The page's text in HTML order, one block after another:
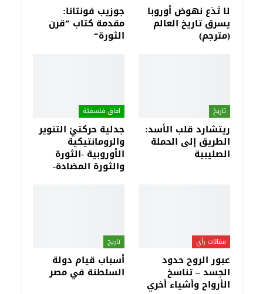
لا تَدَع نهوض أوروبا
يسرق تاريخ العالم
(مترجم)
جوزيب فونتانا:
مقدمة كتاب ”قرن
الثورة“
تاريخ
ريتشارد قلب الأسد:
الطريق إلى الحملة
الصليبية
آفاق فلسفيّة‎
جدلية حركتيْ التنوير
والرومانتيكية
الأوروبية -الثورة
والثورة المضادة-
مقالات رأي
عبور الروح حدود
الجسد – تناسخ
الأرواح وأشياء أخري
تاريخ
أسباب قيام دولة
السلطنة في مصر